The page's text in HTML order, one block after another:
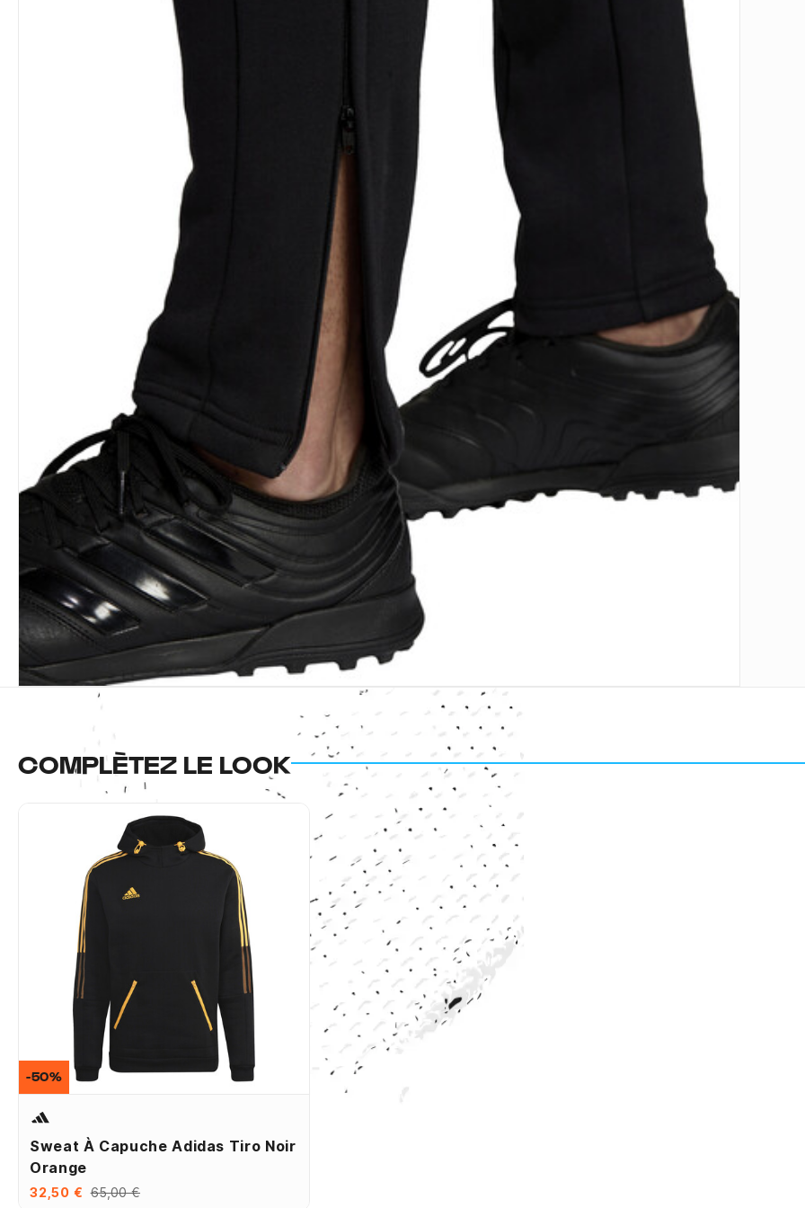
COMPLÈTEZ LE LOOK
Sweat À Capuche Adidas Tiro Noir
Orange
32,50 € 65,00 €
-50%